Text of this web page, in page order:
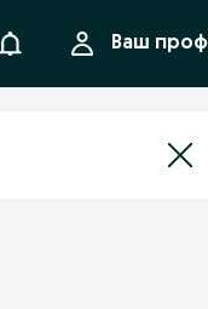
УведомленияВаш